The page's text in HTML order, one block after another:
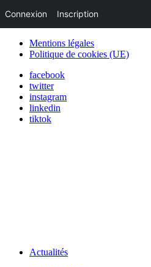
Mentions légales
Politique de cookies (UE)
facebook
twitter
instagram
linkedin
tiktok
Actualités
Connexion Inscription